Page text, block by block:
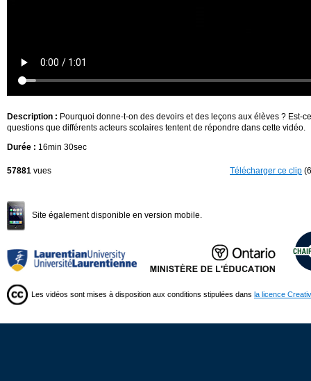
Description : Pourquoi donne-t-on des devoirs et des leçons aux élèves ? Est-
questions que différents acteurs scolaires tentent de répondre dans cette vidéo.
Durée : 16min 30sec
57881 vues Télécharger ce clip
Site également disponible en version mobile.
Les vidéos sont mises à disposition aux conditions stipulées dans la licence